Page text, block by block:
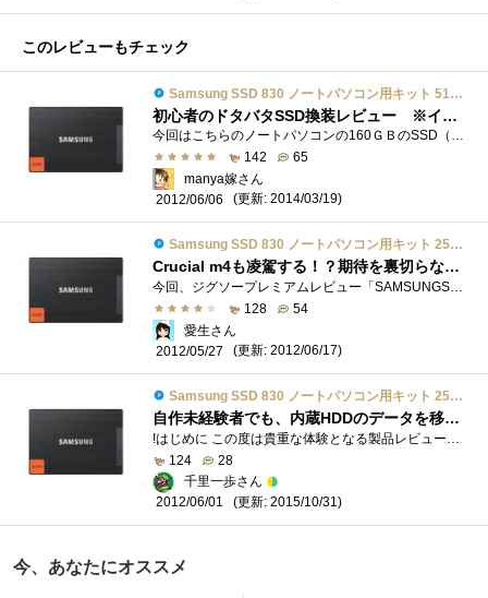
このレビューもチェック
Samsung SSD 830 ノートパソコン用キット 512GB MZ-7PC512N/IT
初心者のドタバタSSD換装レビュー ※イラスト多め
今回はこちらのノートパソコンの160ＧＢのSSD（IntelSSDSA2M160G2HP）をSAMSUNGSSD830512GBに換装します。スペックは下の通りです。 現在160GBSSDを残り容量を...
142
65
manya嫁さん
2012/06/06
(更新: 2014/03/19)
Samsung SSD 830 ノートパソコン用キット 256GB MZ-7PC256N/IT
Crucial m4も凌駕する！？期待を裏切らない性能がココにある！
今回、ジグソープレミアムレビュー「SAMSUNGSSD83011DAYSREVIEW！」に選出されましたので、私の書いた『ヤル気』のテーマに沿ってレビューしていきた�...
128
54
愛生さん
2012/05/27
(更新: 2012/06/17)
Samsung SSD 830 ノートパソコン用キット 256GB MZ-7PC256N/IT
自作未経験者でも、内蔵HDDのデータを移してSSDに交換することができるか？
!はじめに この度は貴重な体験となる製品レビューの機会を賜りまして、日本サムスン株式会社様、並びに、ITGマーケティング株式会社様、及び�...
124
28
千里一歩さん
2012/06/01
(更新: 2015/10/31)
今、あなたにオススメ